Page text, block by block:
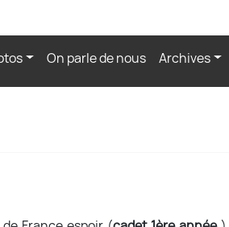
On parle de nous Archives